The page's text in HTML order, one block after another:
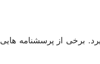
برخی از پرسشنامه